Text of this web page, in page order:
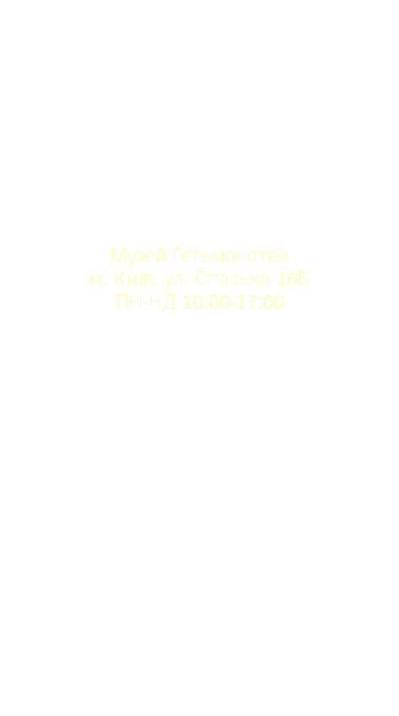
Музей Гетьманства
м. Київ, ул. Спаська 16Б
ПН-НД 10:00-17:00